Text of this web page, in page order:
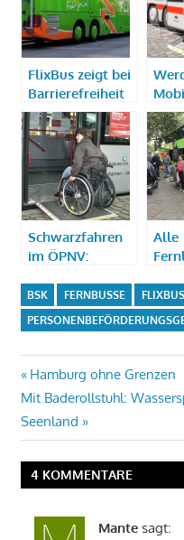
FlixBus zeigt bei
Barrierefreiheit
wenig
Engagement
Schwarzfahren
im ÖPNV:
Barrierefreiheit
im Nahverkehr
durch
Zugangsbarrieren!
Alle
BSK FERNBUSSE FLIXBUS
Vorheriger
Beitrag:
Hamburg ohne Grenzen
Nächster
Beitrag:
Mit Baderollstuhl:
Seenland
4 KOMMENTARE
Mante sagt: